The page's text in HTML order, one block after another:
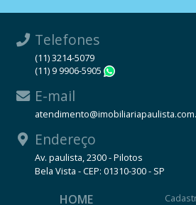
Telefones
(11) 3214-5079
(11) 9 9906-5905
E-mail
Endereço
Av. paulista, 2300 - Pilotos
Bela Vista - CEP: 01310-300 - SP
HOME